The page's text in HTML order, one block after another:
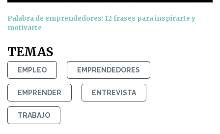
Palabra de emprendedores: 12 frases para inspirarte y
motivarte
TEMAS
EMPLEO EMPRENDEDORES
EMPRENDER ENTREVISTA
TRABAJO